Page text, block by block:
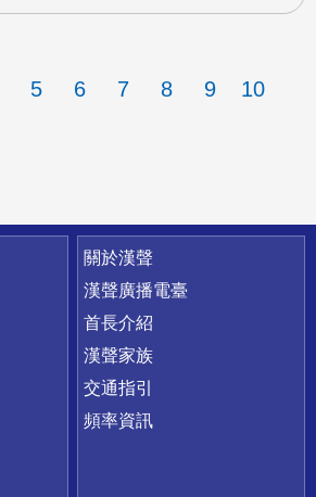
5 6 7 8 9 10
關於漢聲
漢聲廣播電臺
首長介紹
漢聲家族
交通指引
頻率資訊